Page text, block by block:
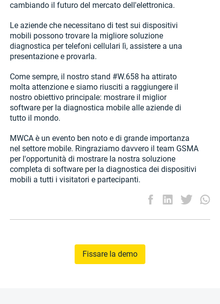
cambiando il futuro del mercato dell'elettronica.
Le aziende che necessitano di test sui dispositivi
mobili possono trovare la migliore soluzione
diagnostica per telefoni cellulari lì, assistere a una
presentazione e provarla.
Come sempre, il nostro stand #W.658 ha attirato
molta attenzione e siamo riusciti a raggiungere il
nostro obiettivo principale: mostrare il miglior
software per la diagnostica mobile alle aziende di
tutto il mondo.
MWCA è un evento ben noto e di grande importanza
nel settore mobile. Ringraziamo davvero il team GSMA
per l'opportunità di mostrare la nostra soluzione
completa di software per la diagnostica dei dispositivi
mobili a tutti i visitatori e partecipanti.
Fissare la demo